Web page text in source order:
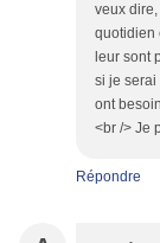
veux
quotidien
leur sont
si je
ont
<br /> Je
Répondre